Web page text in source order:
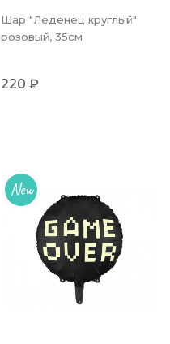
Шар "Леденец круглый"
розовый, 35см
220 ₽
New